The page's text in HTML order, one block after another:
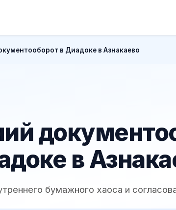
в Диадоке в Азнакаево
в
бумажного хаоса и